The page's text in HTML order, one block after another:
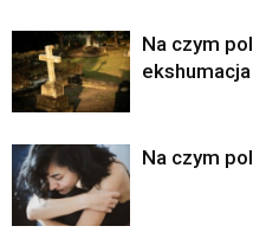
Na czym
ekshumacja
Na czym